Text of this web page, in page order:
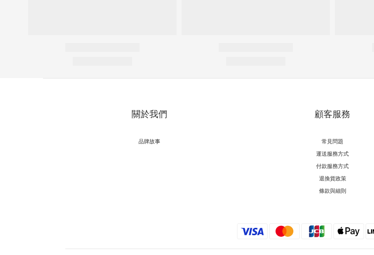
關於我們
品牌故事
顧客服務
常見問題
運送服務方式
付款服務方式
退換貨政策
條款與細則